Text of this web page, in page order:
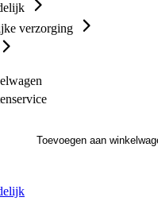
verzorging
Toevoegen aan